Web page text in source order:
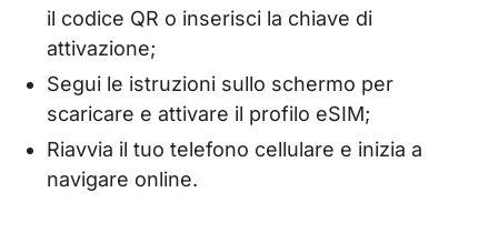
il codice QR o inserisci la chiave di
attivazione;
Segui le istruzioni sullo schermo per
scaricare e attivare il profilo eSIM;
Riavvia il tuo telefono cellulare e inizia a
navigare online.